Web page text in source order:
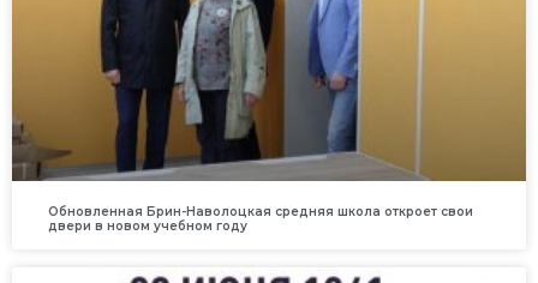
Обновленная Брин-Наволоцкая средняя школа откроет свои
двери в новом учебном году